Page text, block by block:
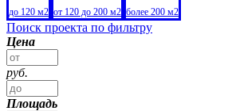
до 120 м2 от 120 до 200 м2 более 200 м2
Поиск проекта по фильтру
Цена
руб.
Площадь